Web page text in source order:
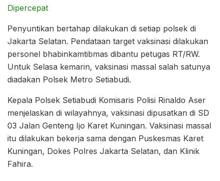
Dipercepat
Penyuntikan bertahap dilakukan di setiap polsek di
Jakarta Selatan. Pendataan target vaksinasi dilakukan
personel bhabinkamtibmas dibantu petugas RT/RW.
Untuk Selasa kemarin, vaksinasi massal salah satunya
diadakan Polsek Metro Setiabudi.
Kepala Polsek Setiabudi Komisaris Polisi Rinaldo Aser
menjelaskan di wilayahnya, vaksinasi dipusatkan di SD
03 Jalan Genteng Ijo Karet Kuningan. Vaksinasi massal
itu dilakukan bekerja sama dengan Puskesmas Karet
Kuningan, Dokes Polres Jakarta Selatan, dan Klinik
Fahira.